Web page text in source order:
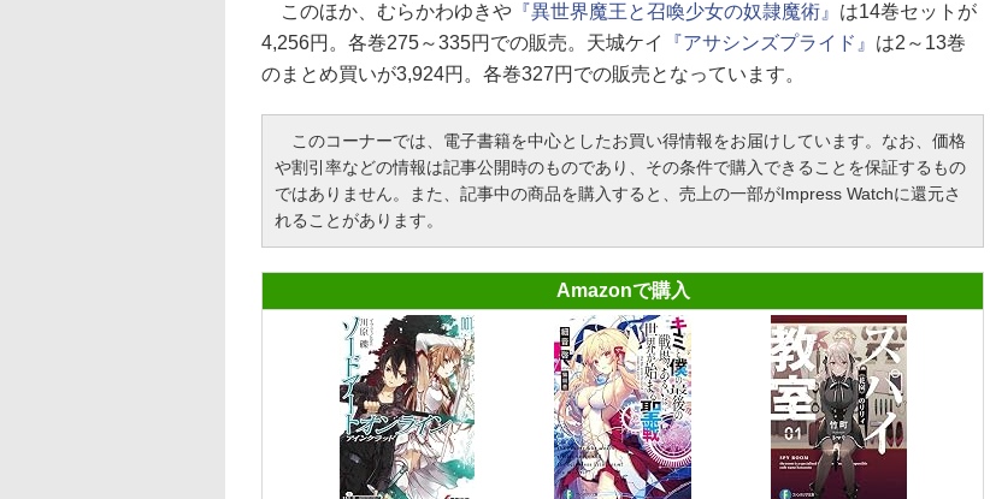
このほか、むらかわゆきや 『異世界魔王と召喚少女の奴隷魔術』 は14巻セットが
4,256円。各巻275～335円での販売。天城ケイ
『アサシンズプライド』 は2～13巻
のまとめ買いが3,924円。各巻327円での販売となっています。
このコーナーでは、電子書籍を中心としたお買い得情報をお届けしています。なお、価格
や割引率などの情報は記事公開時のものであり、その条件で購入できることを保証するもの
ではありません。また、記事中の商品を購入すると、売上の一部がImpress Watchに還元さ
れることがあります。
Amazonで購入